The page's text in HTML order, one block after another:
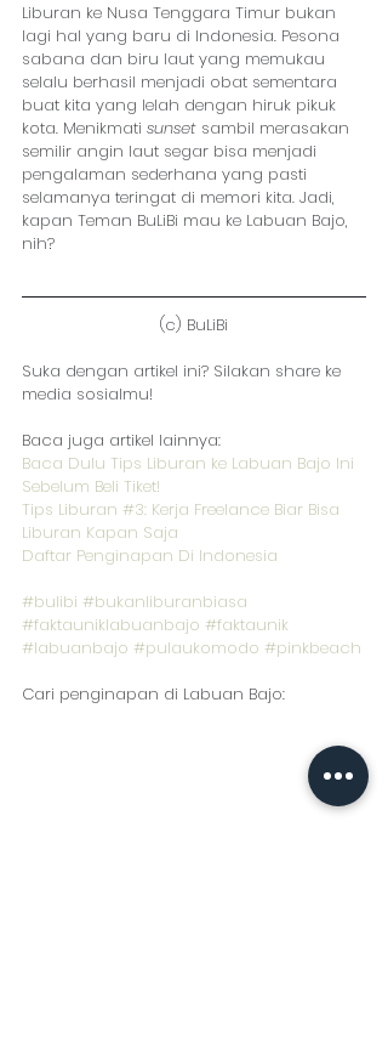
Liburan ke Nusa Tenggara Timur bukan
lagi hal yang baru di Indonesia. Pesona
sabana dan biru laut yang memukau
selalu berhasil menjadi obat sementara
buat kita yang lelah dengan hiruk pikuk
kota. Menikmati sunset sambil merasakan
semilir angin laut segar bisa menjadi
pengalaman sederhana yang pasti
selamanya teringat di memori kita. Jadi,
kapan Teman BuLiBi mau ke Labuan Bajo,
nih?
(c) BuLiBi
Suka dengan artikel ini? Silakan share ke
media sosialmu!
Baca juga artikel lainnya:
Baca Dulu Tips Liburan ke Labuan Bajo Ini
Sebelum Beli Tiket!
Tips Liburan #3: Kerja Freelance Biar Bisa
Liburan Kapan Saja
Daftar Penginapan Di Indonesia
#bulibi #bukanliburanbiasa
#faktauniklabuanbajo #faktaunik
#labuanbajo #pulaukomodo #pinkbeach
Cari penginapan di Labuan Bajo: